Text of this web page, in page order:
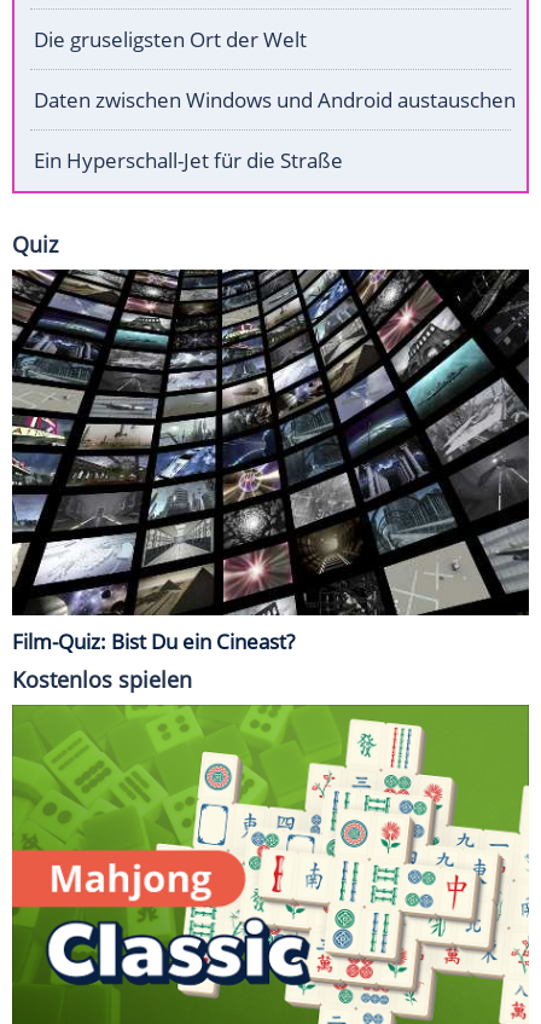
Die gruseligsten Ort der Welt
Daten zwischen Windows und Android austauschen
Ein Hyperschall-Jet für die Straße
Quiz
Film-Quiz: Bist Du ein Cineast?
Kostenlos spielen